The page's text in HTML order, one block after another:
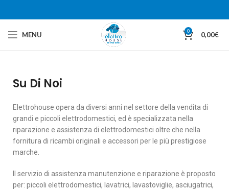
MENU 0 0,00€
Su Di Noi
Elettrohouse opera da diversi anni nel settore della vendita di
grandi e piccoli elettrodomestici, ed è specializzata nella
riparazione e assistenza di elettrodomestici oltre che nella
fornitura di ricambi originali e accessori per le più prestigiose
marche.
Il servizio di assistenza manutenzione e riparazione è proposto
per: piccoli elettrodomestici, lavatrici, lavastoviglie, asciugatrici,